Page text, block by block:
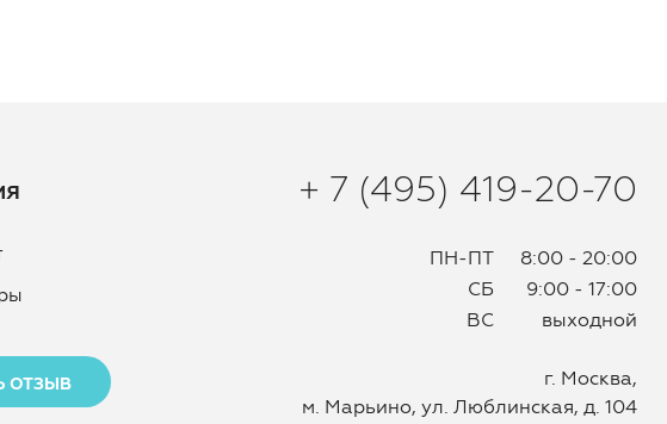
ОТЗЫВ
+ 7 (495) 419-20-70
ПН-ПТ
8:00 - 20:00
СБ
9:00 - 17:00
ВС
выходной
г. Москва,
м. Марьино, ул. Люблинская, д. 104